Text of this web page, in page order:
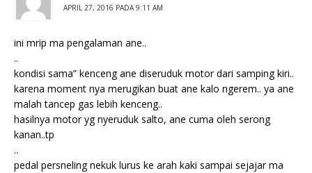
APRIL 27, 2016 PADA 9:11 AM
ini mrip ma pengalaman ane..
..
kondisi sama” kenceng ane diseruduk motor dari samping kiri..
karena moment nya merugikan buat ane kalo ngerem.. ya ane
malah tancep gas lebih kenceng..
hasilnya motor yg nyeruduk salto, ane cuma oleh serong
kanan..tp
..
pedal persneling nekuk lurus ke arah kaki sampai sejajar ma